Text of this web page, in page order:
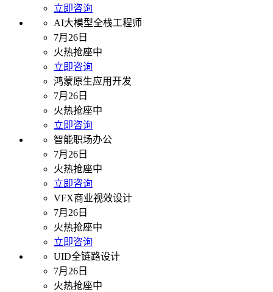
立即咨询
AI大模型全栈工程师
7月26日
火热抢座中
立即咨询
鸿蒙原生应用开发
7月26日
火热抢座中
立即咨询
智能职场办公
7月26日
火热抢座中
立即咨询
VFX商业视效设计
7月26日
火热抢座中
立即咨询
UID全链路设计
7月26日
火热抢座中